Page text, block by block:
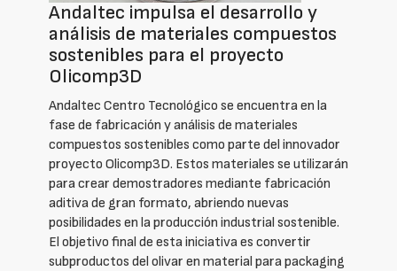
Andaltec impulsa el desarrollo y
análisis de materiales compuestos
sostenibles para el proyecto
Olicomp3D
Andaltec Centro Tecnológico se encuentra en la
fase de fabricación y análisis de materiales
compuestos sostenibles como parte del innovador
proyecto Olicomp3D. Estos materiales se utilizarán
para crear demostradores mediante fabricación
aditiva de gran formato, abriendo nuevas
posibilidades en la producción industrial sostenible.
El objetivo final de esta iniciativa es convertir
subproductos del olivar en material para packaging